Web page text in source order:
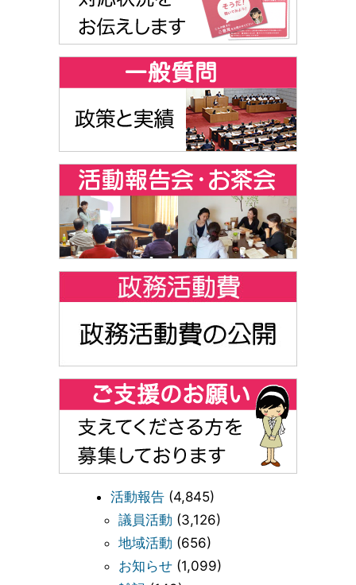
活動報告 (4,845)
議員活動 (3,126)
地域活動 (656)
お知らせ (1,099)